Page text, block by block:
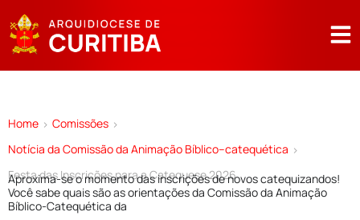
Home > Comissões >
Notícia da Comissão da Animação Bíblico–catequética >
Festa das Inscrições para a Catequese 2026
Aproxima-se o momento das inscrições de novos catequizandos!
Você sabe quais são as orientações da Comissão da Animação
Bíblico-Catequética da